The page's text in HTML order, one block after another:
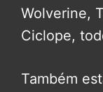
Wolverine,
Ciclope,
Também